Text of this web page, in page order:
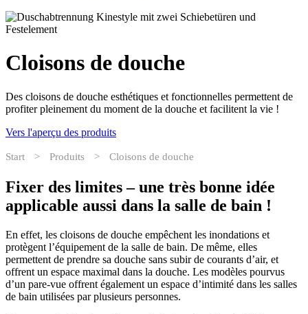
Cloisons de douche
Des cloisons de douche esthétiques et fonctionnelles permettent de
profiter pleinement du moment de la douche et facilitent la vie !
Vers l'aperçu des produits
Start > Produits > Cloisons de douche
Fixer des limites – une très bonne idée
applicable aussi dans la salle de bain !
En effet, les cloisons de douche empêchent les inondations et
protègent l’équipement de la salle de bain. De même, elles
permettent de prendre sa douche sans subir de courants d’air, et
offrent un espace maximal dans la douche. Les modèles pourvus
d’un pare-vue offrent également un espace d’intimité dans les salles
de bain utilisées par plusieurs personnes.